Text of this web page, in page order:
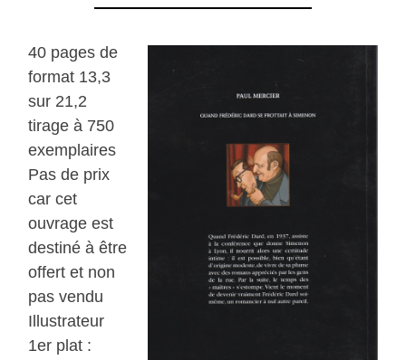
40 pages de
format 13,3
sur 21,2
tirage à 750
exemplaires
Pas de prix
car cet
ouvrage est
destiné à être
offert et non
pas vendu
Illustrateur
1er plat :